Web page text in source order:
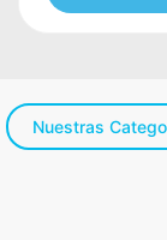
Nuestras